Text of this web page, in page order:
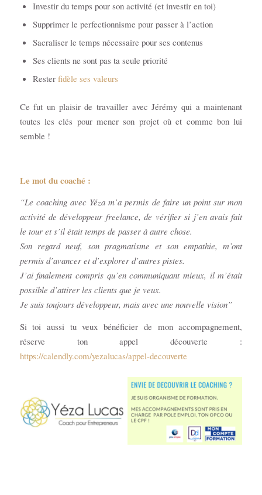
Investir du temps pour son activité (et investir en toi)
Supprimer le perfectionnisme pour passer à l’action
Sacraliser le temps nécessaire pour ses contenus
Ses clients ne sont pas ta seule priorité
Rester fidèle ses valeurs
Ce fut un plaisir de travailler avec Jérémy qui a maintenant
toutes les clés pour mener son projet où et comme bon lui
semble !
Le mot du coaché :
“Le coaching avec Yéza m’a permis de faire un point sur mon
activité de développeur freelance, de vérifier si j’en avais fait
le tour et s’il était temps de passer à autre chose.
Son regard neuf, son pragmatisme et son empathie, m’ont
permis d’avancer et d’explorer d’autres pistes.
J’ai finalement compris qu’en communiquant mieux, il m’était
possible d’attirer les clients que je veux.
Je suis toujours développeur, mais avec une nouvelle vision”
Si toi aussi tu veux bénéficier de mon accompagnement,
réserve ton appel découverte :
https://calendly.com/yezalucas/appel-decouverte